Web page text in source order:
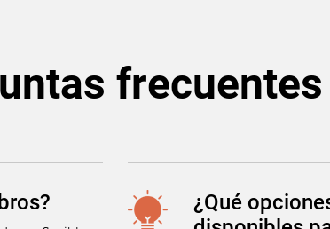
frecuentes
¿Qué